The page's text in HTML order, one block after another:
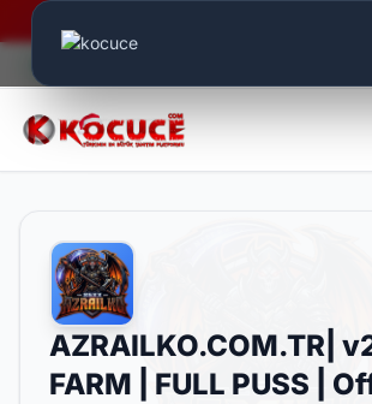
AZRAILKO.COM.TR|
FARM | FULL PUSS |